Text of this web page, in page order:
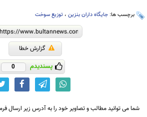
برچسب ها: جایگاه داران بنزین ، توزیع سوخت
گزارش خطا
پسندیدم 0
شما می توانید مطالب و تصاویر خود را به آدرس زیر ارسال